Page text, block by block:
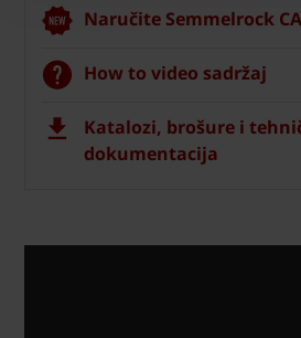
Naručite Semmelrock
How to video sadržaj
Katalozi, brošure i
dokumentacija